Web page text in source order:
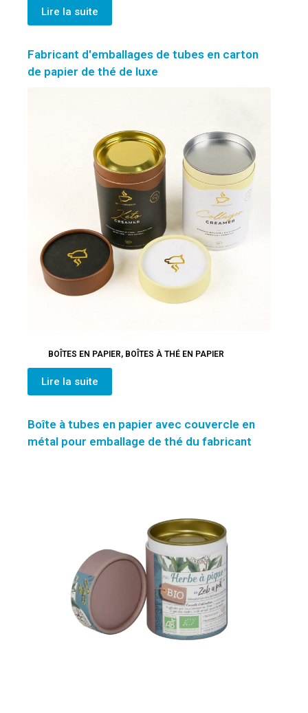
Lire la suite
Fabricant d'emballages de tubes en carton
de papier de thé de luxe
BOÎTES EN PAPIER, BOÎTES À THÉ EN PAPIER
Lire la suite
Boîte à tubes en papier avec couvercle en
métal pour emballage de thé du fabricant